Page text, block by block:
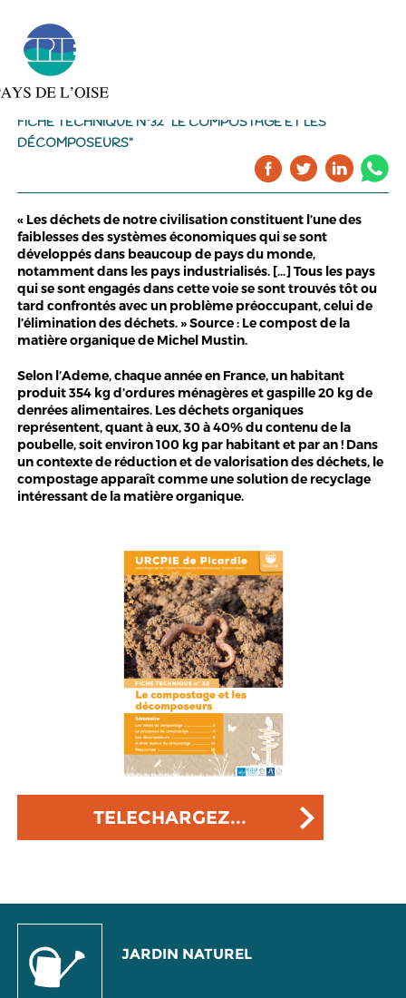
FICHE TECHNIQUE N°32 "LE COMPOSTAGE ET LES
DÉCOMPOSEURS"
« Les déchets de notre civilisation constituent l’une des
faiblesses des systèmes économiques qui se sont
développés dans beaucoup de pays du monde,
notamment dans les pays industrialisés. […] Tous les pays
qui se sont engagés dans cette voie se sont trouvés tôt ou
tard confrontés avec un problème préoccupant, celui de
l’élimination des déchets. » Source : Le compost de la
matière organique de Michel Mustin.
Selon l’Ademe, chaque année en France, un habitant
produit 354 kg d’ordures ménagères et gaspille 20 kg de
denrées alimentaires. Les déchets organiques
représentent, quant à eux, 30 à 40% du contenu de la
poubelle, soit environ 100 kg par habitant et par an ! Dans
un contexte de réduction et de valorisation des déchets, le
compostage apparaît comme une solution de recyclage
intéressant de la matière organique.
TELECHARGEZ...
JARDIN NATUREL